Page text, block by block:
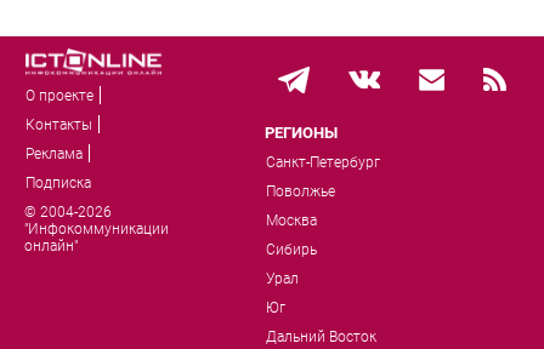
О проекте
Контакты
Реклама
Подписка
© 2004-2026
"Инфокоммуникации
онлайн"
РЕГИОНЫ
Санкт-Петербург
Поволжье
Москва
Сибирь
Урал
Юг
Дальний Восток